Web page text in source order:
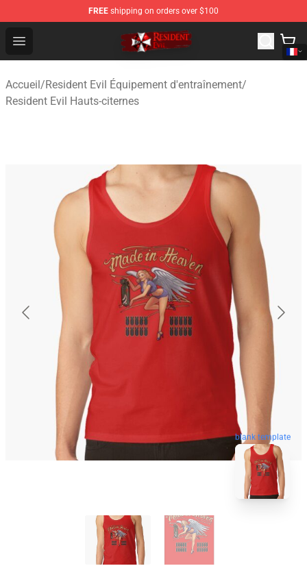
FREE shipping on orders over $100
Open menu
Resident Evil Shop - Official Resident Evil Merchandise
Accueil/Resident Evil Équipement d'entraînement/
Resident Evil Hauts-citernes
blank template